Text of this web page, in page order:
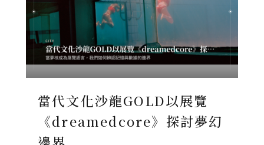
當代文化沙龍GOLD以展覽
《dreamedcore》探討夢幻